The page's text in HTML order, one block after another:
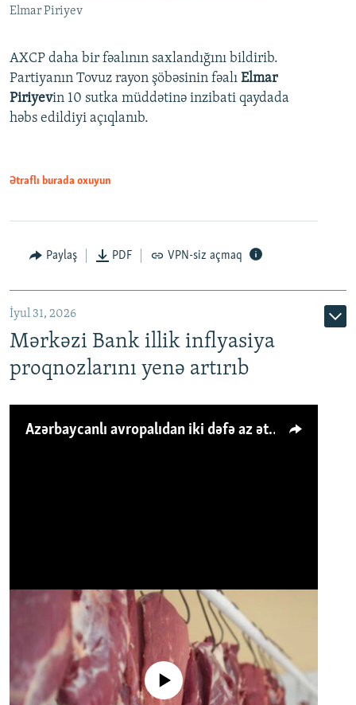
Elmar Piriyev
AXCP daha bir fəalının saxlandığını bildirib.
Partiyanın Tovuz rayon şöbəsinin fəalı Elmar
Piriyevin 10 sutka müddətinə inzibati qaydada
həbs edildiyi açıqlanıb.
Ətraflı burada oxuyun
Paylaş PDF VPN-siz açmaq
İyul 31, 2026
Mərkəzi Bank illik inflyasiya
proqnozlarını yenə artırıb
Azərbaycanlı avropalıdan iki dəfə az ət yeyir, amma... 'Qiymət artımı qaçılmazdır'
No media source currently available